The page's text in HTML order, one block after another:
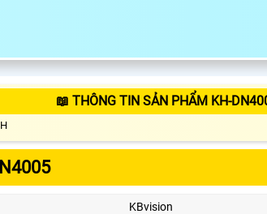
📖 THÔNG TIN SẢN PHẨM KH-
KBvision